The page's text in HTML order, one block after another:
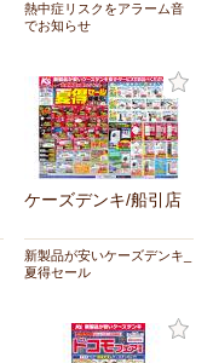
熱中症リスクをアラーム音
でお知らせ
ケーズデンキ/船引店
新製品が安いケーズデンキ_
夏得セール